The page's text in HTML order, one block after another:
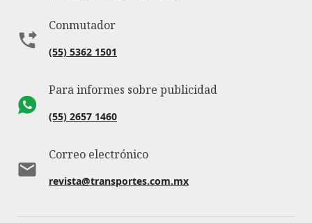
Conmutador
(55) 5362 1501
Para informes sobre publicidad
(55) 2657 1460
Correo electrónico
revista@transportes.com.mx